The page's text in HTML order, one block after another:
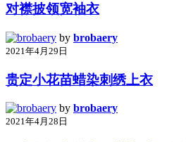
对襟披领宽袖衣
by brobaery
2021年4月29日
贵定小花苗蜡染刺绣上衣
by brobaery
2021年4月28日